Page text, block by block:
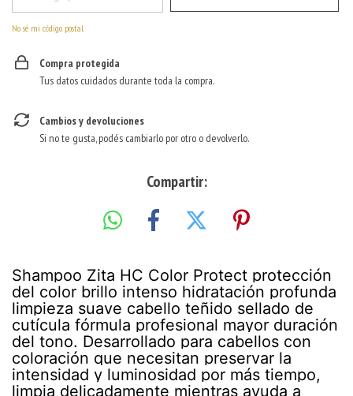
No sé mi código postal
Compra protegida
Tus datos cuidados durante toda la compra.
Cambios y devoluciones
Si no te gusta, podés cambiarlo por otro o devolverlo.
Compartir:
Shampoo Zita HC Color Protect protección
del color brillo intenso hidratación profunda
limpieza suave cabello teñido sellado de
cutícula fórmula profesional mayor duración
del tono. Desarrollado para cabellos con
coloración que necesitan preservar la
intensidad y luminosidad por más tiempo,
limpia delicadamente mientras ayuda a